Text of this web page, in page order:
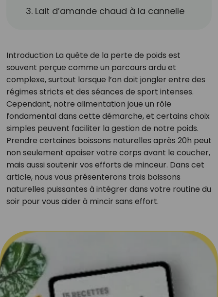
3. Lait d’amande chaud à la cannelle
Introduction La quête de la perte de poids est
souvent perçue comme un parcours ardu et
complexe, surtout lorsque l’on doit jongler entre des
régimes stricts et des séances de sport intenses.
Cependant, notre alimentation joue un rôle
fondamental dans cette démarche, et certains choix
simples peuvent faciliter la gestion de notre poids.
Prendre certaines boissons naturelles après 20h peut
non seulement apaiser votre corps avant le coucher,
mais aussi soutenir vos efforts de minceur. Dans cet
article, nous vous présenterons trois boissons
naturelles puissantes à intégrer dans votre routine du
soir pour vous aider à mincir sans effort.